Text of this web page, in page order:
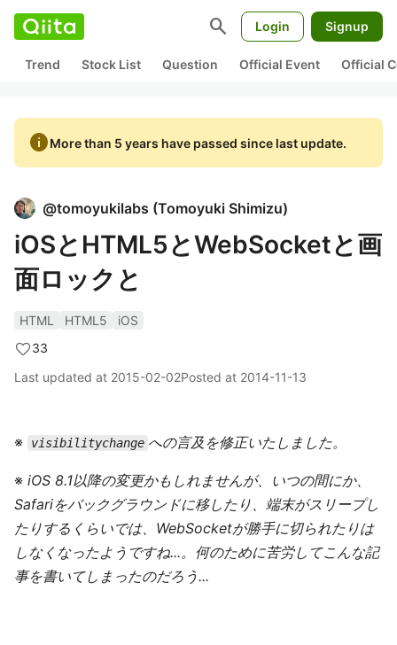
search Login Signup
Trend Stock List Question Official Event Official
infoMore than 5 years have passed since last update.
@tomoyukilabs (Tomoyuki Shimizu)
iOSとHTML5とWebSocketと画
面ロックと
HTML HTML5
iOS
33
Last updated at 2015-02-02Posted at 2014-11-13
※ visibilitychange への言及を修正いたしました。
※ iOS 8.1以降の変更かもしれませんが、いつの間にか、
Safariをバックグラウンドに移したり、端末がスリープし
たりするくらいでは、WebSocketが勝手に切られたりは
しなくなったようですね...。何のために苦労してこんな記
事を書いてしまったのだろう...